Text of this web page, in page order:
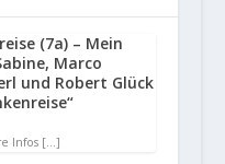
(7a) – Mein
Marco
und Robert Glück
Infos […]